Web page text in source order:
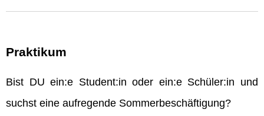
Praktikum
Bist DU ein:e Student:in oder ein:e Schüler:in und
suchst eine aufregende Sommerbeschäftigung?